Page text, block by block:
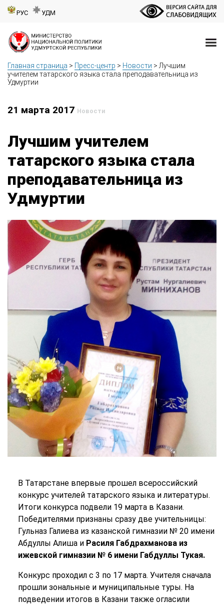
РУС УДМ
Главная страница > Пресс-центр > Новости >Лучшим
учителем татарского языка стала преподавательница из
Удмуртии
21 марта 2017 Новости
Лучшим учителем
татарского языка стала
преподавательница из
Удмуртии
В Татарстане впервые прошел всероссийский
конкурс учителей татарского языка и литературы.
Итоги конкурса подвели 19 марта в Казани.
Победителями признаны сразу две учительницы:
Гульназ Галиева из казанской гимназии № 20 имени
Абдуллы Алиша и Расиля Габдрахманова из
ижевской гимназии № 6 имени Габдуллы Тукая.
Конкурс проходил с 3 по 17 марта. Учителя сначала
прошли зональные и муниципальные туры. На
подведении итогов в Казани также огласили